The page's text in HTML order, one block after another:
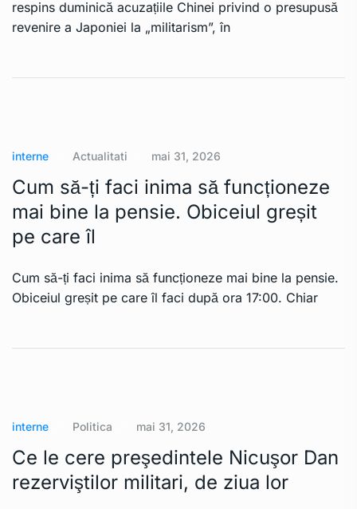
respins duminică acuzațiile Chinei privind o presupusă
revenire a Japoniei la „militarism”, în
interne Actualitati mai 31, 2026
Cum să-ți faci inima să funcționeze
mai bine la pensie. Obiceiul greșit
pe care îl
Cum să-ți faci inima să funcționeze mai bine la pensie.
Obiceiul greșit pe care îl faci după ora 17:00. Chiar
interne Politica mai 31, 2026
Ce le cere preşedintele Nicuşor Dan
rezerviştilor militari, de ziua lor